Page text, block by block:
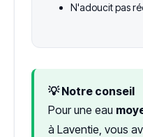
N'adoucit pas
💡 Notre conseil
Pour une eau
à Laventie, vous